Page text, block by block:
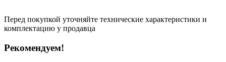
Перед покупкой уточняйте технические характеристики и
комплектацию у продавца
Рекомендуем!